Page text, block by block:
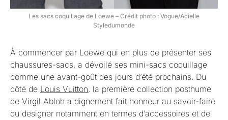
Les sacs coquillage de Loewe – Crédit photo : Vogue/Acielle
Styledumonde
À commencer par Loewe qui en plus de présenter ses
chaussures-sacs, a dévoilé ses mini-sacs coquillage
comme une avant-goût des jours d’été prochains. Du
côté de Louis Vuitton, la première collection posthume
de Virgil Abloh a dignement fait honneur au savoir-faire
du designer notamment en termes d’accessoires et de